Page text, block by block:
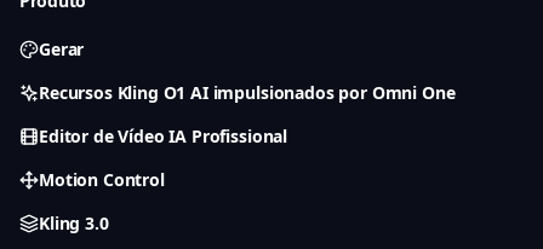
Gerar
Recursos Kling O1 AI impulsionados por Omni One
Editor de Vídeo IA Profissional
Motion Control
Kling 3.0